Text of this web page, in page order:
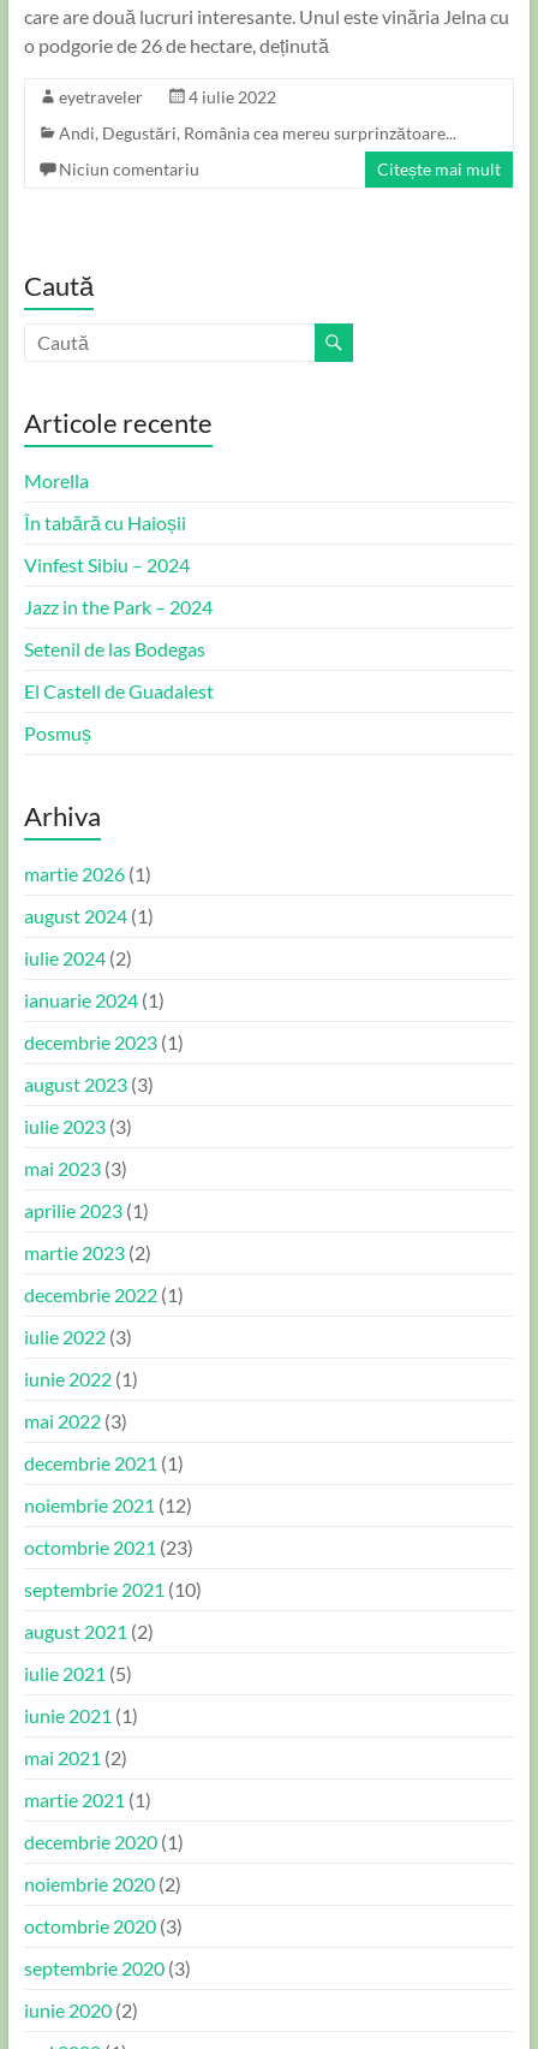
care are două lucruri interesante. Unul este vinăria Jelna cu
o podgorie de 26 de hectare, deținută
eyetraveler
4 iulie 2022
Andi, Degustări, România cea mereu surprinzătoare...
Niciun comentariu
Citește mai mult
Caută
Articole recente
Morella
În tabără cu Haioșii
Vinfest Sibiu – 2024
Jazz in the Park – 2024
Setenil de las Bodegas
El Castell de Guadalest
Posmuș
Arhiva
martie 2026(1)
august 2024(1)
iulie 2024(2)
ianuarie 2024(1)
decembrie 2023(1)
august 2023(3)
iulie 2023(3)
mai 2023(3)
aprilie 2023(1)
martie 2023(2)
decembrie 2022(1)
iulie 2022(3)
iunie 2022(1)
mai 2022(3)
decembrie 2021 (1)
noiembrie 2021 (12)
octombrie 2021 (23)
septembrie 2021 (10)
august 2021 (2)
iulie 2021 (5)
iunie 2021 (1)
mai 2021 (2)
martie 2021 (1)
decembrie 2020(1)
noiembrie 2020(2)
octombrie 2020(3)
septembrie 2020(3)
iunie 2020(2)